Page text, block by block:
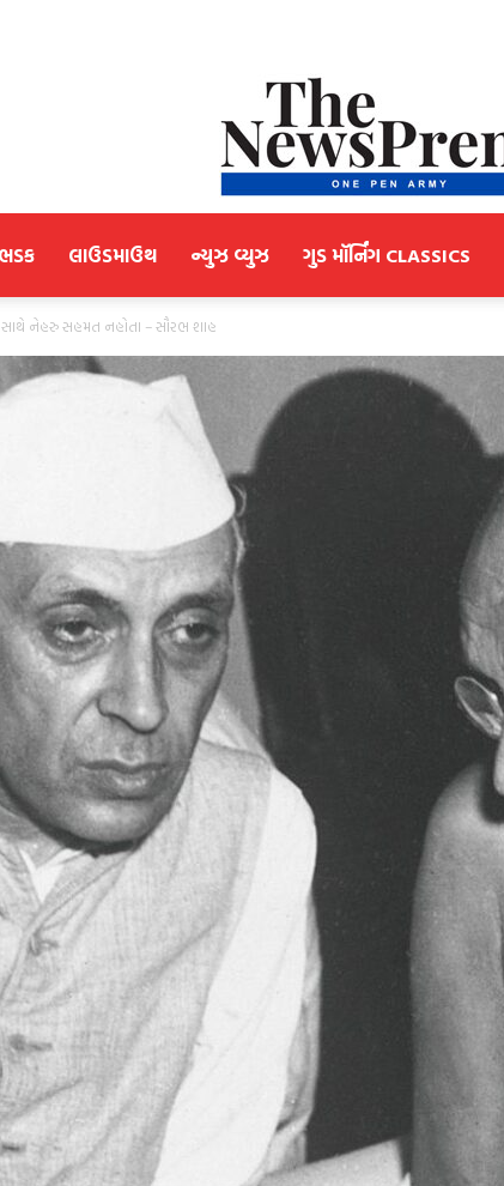
લાઉડમાઉથ ન્યુઝ વ્યુઝ ગુડ મૉર્નિંગ CLASSICS
સાથે નેહરુ સહમત નહોતા – સૌરભ શાહ